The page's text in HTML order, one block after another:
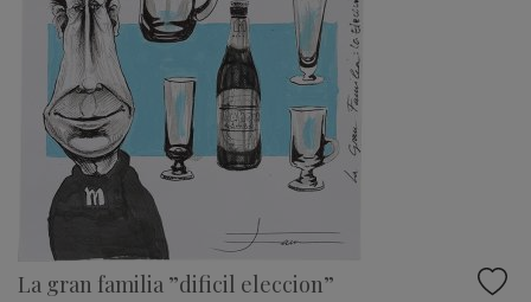
La gran familia ”dificil eleccion”